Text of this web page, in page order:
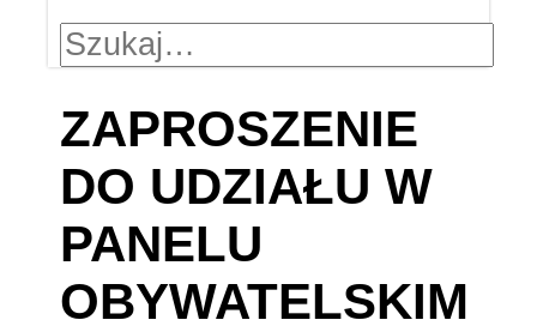
ZAPROSZENIE
DO UDZIAŁU W
PANELU
OBYWATELSKIM